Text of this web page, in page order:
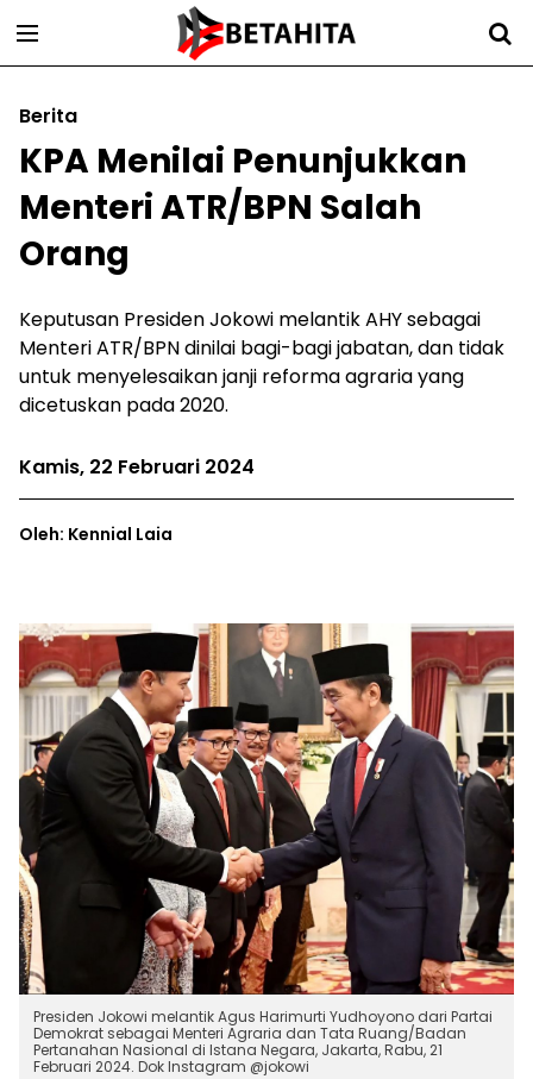
Berita
KPA Menilai Penunjukkan
Menteri ATR/BPN Salah
Orang
Keputusan Presiden Jokowi melantik AHY sebagai
Menteri ATR/BPN dinilai bagi-bagi jabatan, dan tidak
untuk menyelesaikan janji reforma agraria yang
dicetuskan pada 2020.
Kamis, 22 Februari 2024
Oleh: Kennial Laia
Presiden Jokowi melantik Agus Harimurti Yudhoyono dari Partai
Demokrat sebagai Menteri Agraria dan Tata Ruang/Badan
Pertanahan Nasional di Istana Negara, Jakarta, Rabu, 21
Februari 2024. Dok Instagram @jokowi